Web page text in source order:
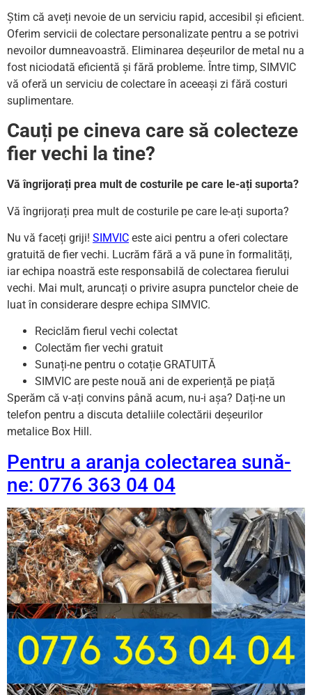
Știm că aveți nevoie de un serviciu rapid, accesibil și eficient.
Oferim servicii de colectare personalizate pentru a se potrivi
nevoilor dumneavoastră. Eliminarea deșeurilor de metal nu a
fost niciodată eficientă și fără probleme. Între timp, SIMVIC
vă oferă un serviciu de colectare în aceeași zi fără costuri
suplimentare.
Cauți pe cineva care să colecteze
fier vechi la tine?
Vă îngrijorați prea mult de costurile pe care le-ați suporta?
Vă îngrijorați prea mult de costurile pe care le-ați suporta?
Nu vă faceți griji! SIMVIC este aici pentru a oferi colectare
gratuită de fier vechi. Lucrăm fără a vă pune în formalități,
iar echipa noastră este responsabilă de colectarea fierului
vechi. Mai mult, aruncați o privire asupra punctelor cheie de
luat în considerare despre echipa SIMVIC.
Reciclăm fierul vechi colectat
Colectăm fier vechi gratuit
Sunați-ne pentru o cotație GRATUITĂ
SIMVIC are peste nouă ani de experiență pe piață
Sperăm că v-ați convins până acum, nu-i așa? Dați-ne un
telefon pentru a discuta detaliile colectării deșeurilor
metalice Box Hill.
Pentru a aranja colectarea sună-
ne: 0776 363 04 04